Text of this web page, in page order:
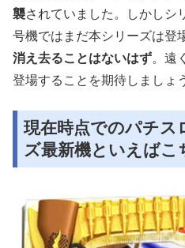
襲されていました。しかしシ
号機ではまだ本シリーズは登
消え去ることはないはず。遠
登場することを期待しましょ
現在時点でのパチス
ズ最新機といえばこ